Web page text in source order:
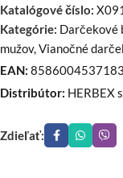
Katalógové číslo:
Kategórie: Darčekové
mužov,Vianočné
EAN: 8586004537183
Distribútor: HERBEX
Zdieľať: